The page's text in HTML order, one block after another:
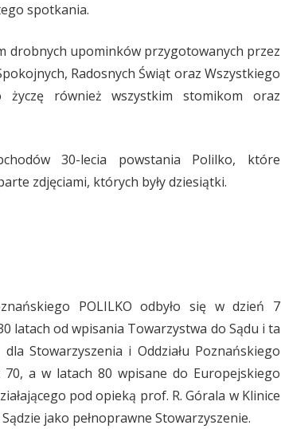
spotkania.
drobnych upominków przygotowanych przez
Radosnych Świąt oraz Wszystkiego
również wszystkim stomikom oraz
30-lecia powstania Polilko, które
zdjęciami, których były dziesiątki.
POLILKO odbyło się w dzień 7
latach od wpisania Towarzystwa do Sądu i ta
Stowarzyszenia i Oddziału Poznańskiego
70, a w latach 80 wpisane do Europejskiego
pod opieką prof. R. Górala w Klinice
jako pełnoprawne Stowarzyszenie.